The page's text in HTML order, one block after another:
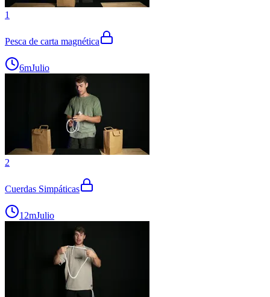
1
Pesca de carta magnética
6mJulio
2
Cuerdas Simpáticas
12mJulio